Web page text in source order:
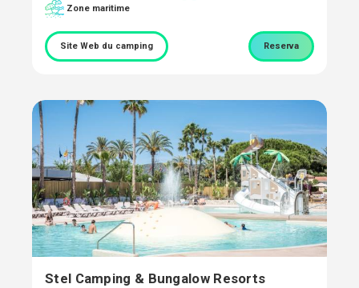
Zone maritime
Site Web du camping Reserva
Stel Camping & Bungalow Resorts